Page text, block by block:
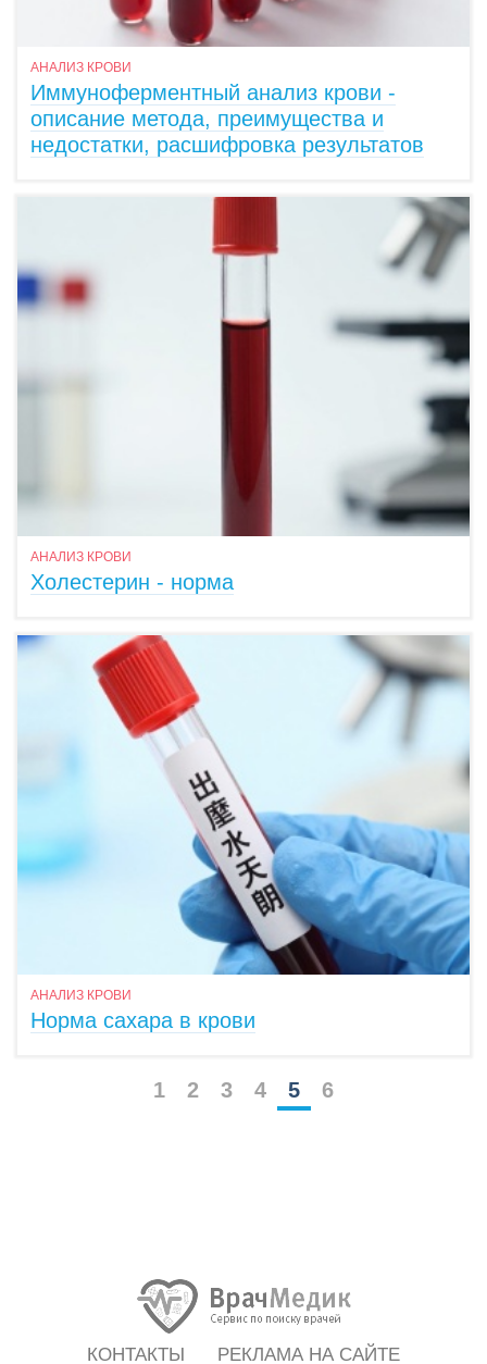
АНАЛИЗ КРОВИ
Иммуноферментный анализ крови -
описание метода, преимущества и
недостатки, расшифровка результатов
АНАЛИЗ КРОВИ
Холестерин - норма
АНАЛИЗ КРОВИ
Норма сахара в крови
1 2 3 4 5 6
КОНТАКТЫ РЕКЛАМА НА САЙТЕ